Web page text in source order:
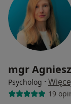
mgr
Psycholog ·
19